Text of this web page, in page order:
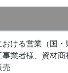
ける営業（国
業者様、資材商
売